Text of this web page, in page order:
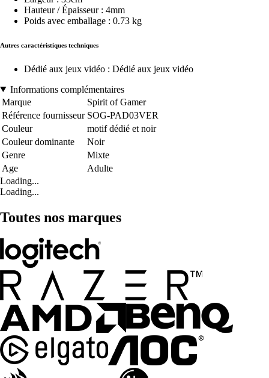
Hauteur / Épaisseur : 4mm
Poids avec emballage : 0.73 kg
Autres caractéristiques techniques
Dédié aux jeux vidéo : Dédié aux jeux vidéo
Informations complémentaires
Marque
Spirit of Gamer
Référence fournisseur SOG-PAD03VER
Couleur
motif dédié et noir
Couleur dominante
Noir
Genre
Mixte
Age
Adulte
Loading...
Loading...
Toutes nos marques